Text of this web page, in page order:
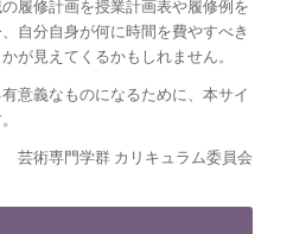
履修計画を授業計画表や履修例を
自分自身が何に時間を費やすべき
が見えてくるかもしれません。
意義なものになるために、本サイ
芸術専門学群 カリキュラム委員会